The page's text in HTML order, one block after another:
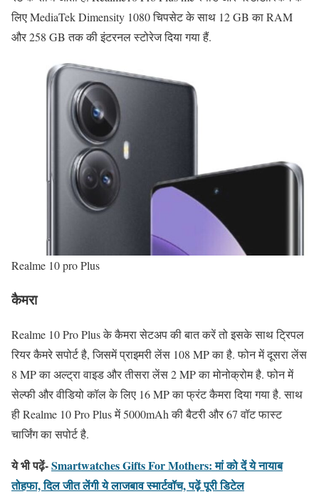
लिए MediaTek Dimensity 1080 चिपसेट के साथ 12 GB का RAM
और 258 GB तक की इंटरनल स्टोरेज दिया गया हैं.
Realme 10 pro Plus
कैमरा
Realme 10 Pro Plus के कैमरा सेटअप की बात करें तो इसके साथ ट्रिपल
रियर कैमरे सपोर्ट है, जिसमें प्राइमरी लेंस 108 MP का है. फोन में दूसरा लेंस
8 MP का अल्ट्रा वाइड और तीसरा लेंस 2 MP का मोनोक्रोम है. फोन में
सेल्फी और वीडियो कॉल के लिए 16 MP का फ्रंट कैमरा दिया गया है. साथ
ही Realme 10 Pro Plus में 5000mAh की बैटरी और 67 वॉट फास्ट
चार्जिंग का सपोर्ट है.
ये भी पढ़ें-Smartwatches Gifts For Mothers: मां को दें ये नायाब
तोहफा, दिल जीत लेंगी ये लाजबाव स्मार्टवॉच, पढ़ें पूरी डिटेल